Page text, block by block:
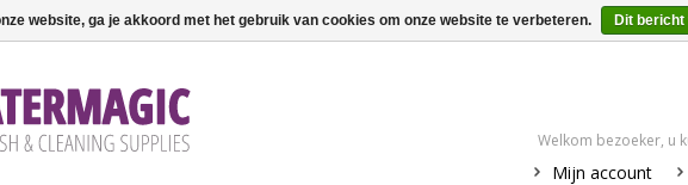
Welkom bezoeker, u
Mijn account
website, ga je akkoord met het gebruik van cookies om onze website te verbeteren. Dit